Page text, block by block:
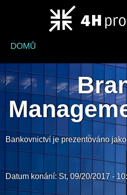
DOMŮ
Bankovnictví je prezentováno
Datum konání:St, 09/20/2017 -